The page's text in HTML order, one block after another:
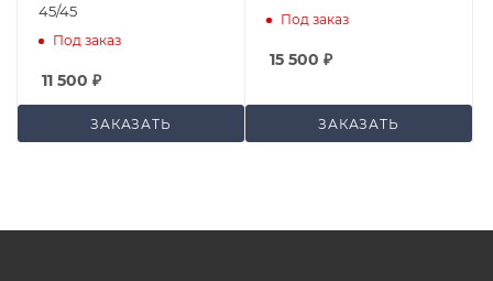
45/45
Под заказ
11 500 ₽
ЗАКАЗАТЬ
Под заказ
15 500 ₽
ЗАКАЗАТЬ